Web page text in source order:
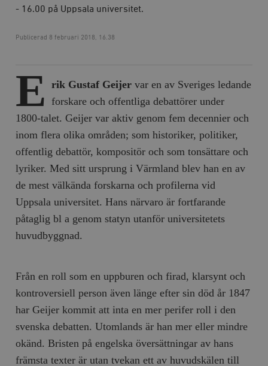
- 16.00 på Uppsala universitet.
Publicerad 8 februari 2018, 16.38
E rik Gustaf Geijer var en av Sveriges ledande
forskare och offentliga debattörer under
1800-talet. Geijer var aktiv genom fem decennier och
inom flera olika områden; som historiker, politiker,
offentlig debattör, kompositör och som tonsättare och
lyriker. Med sitt ursprung i Värmland blev han en av
de mest välkända forskarna och profilerna vid
Uppsala universitet. Hans närvaro är fortfarande
påtaglig bl a genom statyn utanför universitetets
huvudbyggnad.
Från en roll som en uppburen och firad, klarsynt och
kontroversiell person även länge efter sin död år 1847
har Geijer kommit att inta en mer perifer roll i den
svenska debatten. Utomlands är han mer eller mindre
okänd. Bristen på engelska översättningar av hans
främsta texter är utan tvekan ett av huvudskälen till